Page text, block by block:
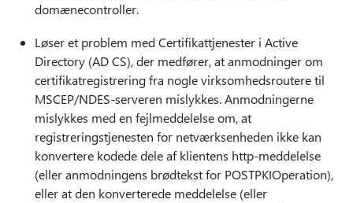
domænecontroller.
Løser et problem med Certifikattjenester i Active
Directory (AD CS), der medfører, at anmodninger om
certifikatregistrering fra nogle virksomhedsroutere til
MSCEP/NDES-serveren mislykkes. Anmodningerne
mislykkes med en fejlmeddelelse om, at
registreringstjenesten for netværksenheden ikke kan
konvertere kodede dele af klientens http-meddelelse
(eller anmodningens brødtekst for POSTPKIOperation),
eller at den konverterede meddelelse (eller